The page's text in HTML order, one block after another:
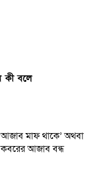
কী বলে
মাফ থাকে’ অথবা
কবরের আজাব বন্ধ